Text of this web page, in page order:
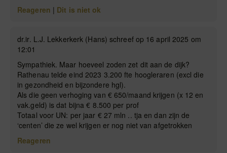
Reageren | Dit is niet ok
dr.ir. L.J. Lekkerkerk (Hans) schreef op 16 april 2025 om
12:01
Sympathiek. Maar hoeveel zoden zet dit aan de dijk?
Rathenau telde eind 2023 3.200 fte hoogleraren (excl die
in gezondheid en bijzondere hgl).
Als die geen verhoging van € 650/maand krijgen (x 12 en
vak.geld) is dat bijna € 8.500 per prof
Totaal voor UN: per jaar € 27 mln .. tja en dan zijn de
‘centen’ die ze wel krijgen er nog niet van afgetrokken
Reageren